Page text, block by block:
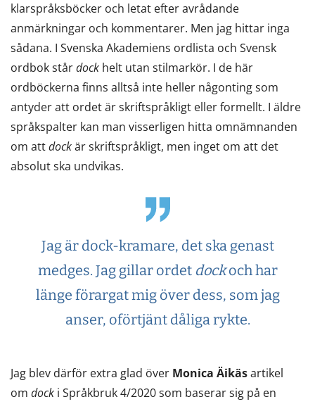
klarspråksböcker och letat efter avrådande
anmärkningar och kommentarer. Men jag hittar inga
sådana. I Svenska Akademiens ordlista och Svensk
ordbok stårdock helt utan stilmarkör. I de här
ordböckerna finns alltså inte heller någonting som
antyder att ordet är skriftspråkligt eller formellt. I äldre
språkspalter kan man visserligen hitta omnämnanden
om attdockär skriftspråkligt, men inget om att det
absolut ska undvikas.
Jag är dock-kramare, det ska genast
medges. Jag gillar ordet dockoch har
länge förargat mig över dess, som jag
anser, oförtjänt dåliga rykte.
Jag blev därför extra glad över Monica Äikäsartikel
om dock i Språkbruk 4/2020 som baserar sig på en